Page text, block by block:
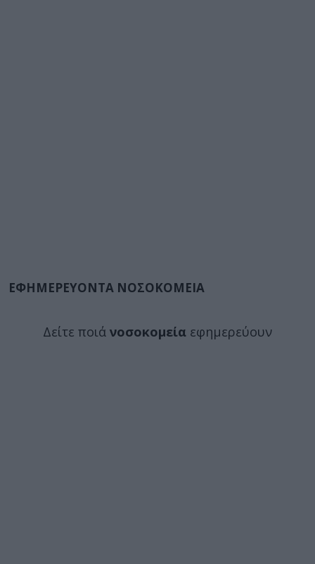
ΕΦΗΜΕΡΕΥΟΝΤΑ ΝΟΣΟΚΟΜΕΙΑ
Δείτε ποιά νοσοκομεία εφημερεύουν